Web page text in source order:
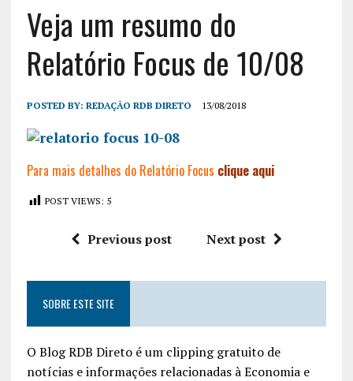
Veja um resumo do
Relatório Focus de 10/08
POSTED BY: REDAÇÃO RDB DIRETO 13/08/2018
Para mais detalhes do Relatório Focus clique aqui
POST VIEWS: 5
Previous post Next post
SOBRE ESTE SITE
O Blog RDB Direto é um clipping gratuito de
notícias e informações relacionadas à Economia e